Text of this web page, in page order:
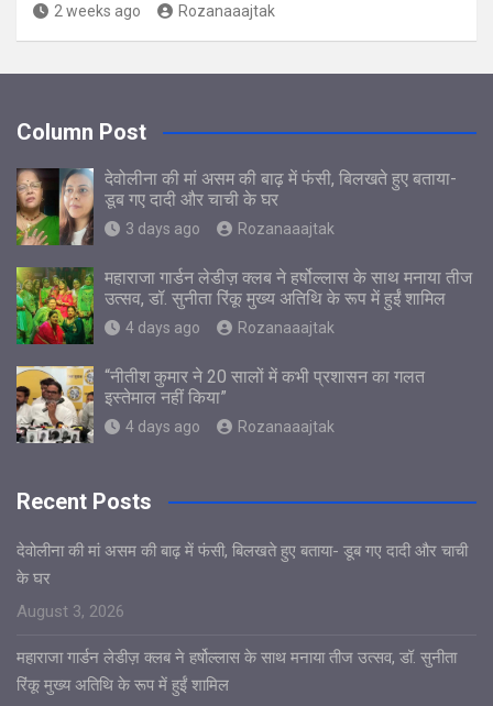
2 weeks ago Rozanaaajtak
Column Post
देवोलीना की मां असम की बाढ़ में फंसी, बिलखते हुए बताया-
डूब गए दादी और चाची के घर
3 days ago Rozanaaajtak
महाराजा गार्डन लेडीज़ क्लब ने हर्षोल्लास के साथ मनाया तीज
उत्सव, डॉ. सुनीता रिंकू मुख्य अतिथि के रूप में हुईं शामिल
4 days ago Rozanaaajtak
“नीतीश कुमार ने 20 सालों में कभी प्रशासन का गलत
इस्तेमाल नहीं किया”
4 days ago Rozanaaajtak
Recent Posts
देवोलीना की मां असम की बाढ़ में फंसी, बिलखते हुए बताया- डूब गए दादी और चाची
के घर
August 3, 2026
महाराजा गार्डन लेडीज़ क्लब ने हर्षोल्लास के साथ मनाया तीज उत्सव, डॉ. सुनीता
रिंकू मुख्य अतिथि के रूप में हुईं शामिल